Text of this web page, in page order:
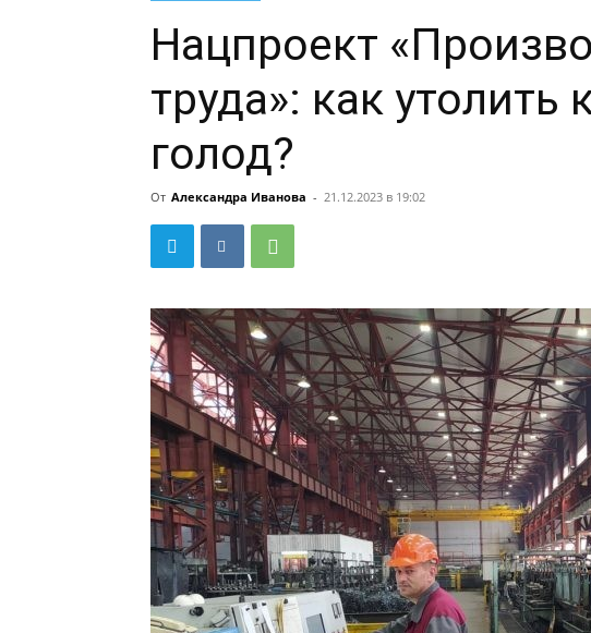
Нацпроект
труда»: как утолить
голод?
От Александра Иванова - 21.12.2023 в 19:02